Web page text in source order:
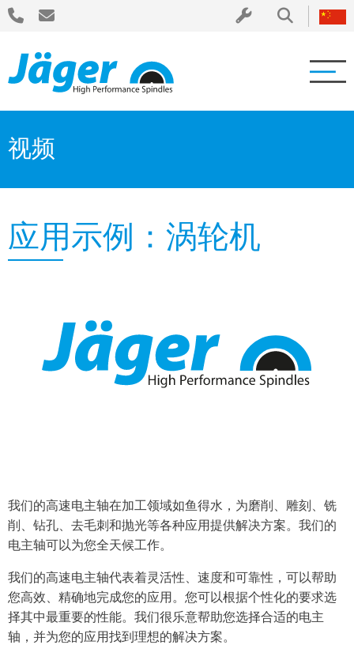
视频
应用示例：涡轮机
我们的高速电主轴在加工领域如鱼得水，为磨削、雕刻、铣
削、钻孔、去毛刺和抛光等各种应用提供解决方案。我们的
电主轴可以为您全天候工作。
我们的高速电主轴代表着灵活性、速度和可靠性，可以帮助
您高效、精确地完成您的应用。您可以根据个性化的要求选
择其中最重要的性能。我们很乐意帮助您选择合适的电主
轴，并为您的应用找到理想的解决方案。